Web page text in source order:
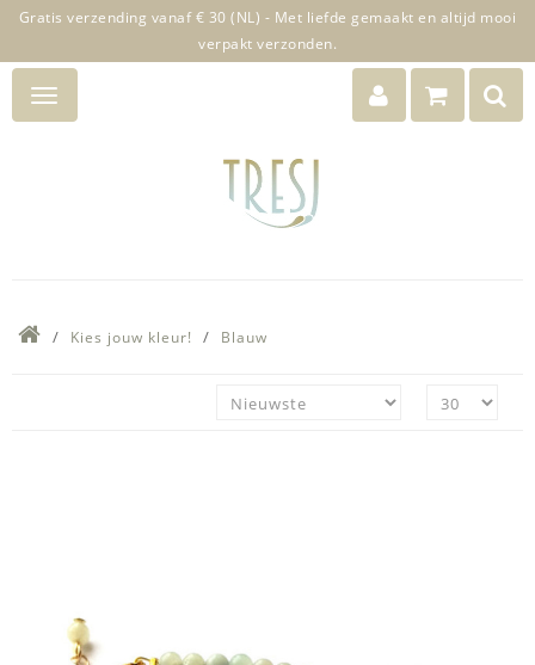
Gratis verzending vanaf € 30 (NL) - Met liefde gemaakt en altijd mooi
verpakt verzonden.
Kies jouw kleur! Blauw